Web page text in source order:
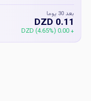
بعد 30 يوما
0.11 DZD
+ 0.00 DZD (4.65%)